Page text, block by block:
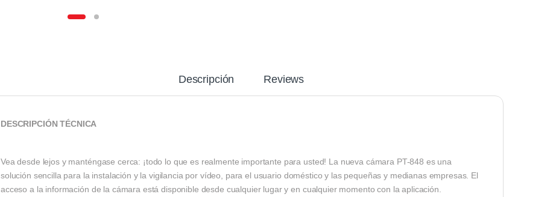
Descripción Reviews
DESCRIPCIÓN TÉCNICA
Vea desde lejos y manténgase cerca: ¡todo lo que es realmente importante para usted! La nueva cámara PT-848 es una
solución sencilla para la instalación y la vigilancia por vídeo, para el usuario doméstico y las pequeñas y medianas empresas. El
acceso a la información de la cámara está disponible desde cualquier lugar y en cualquier momento con la aplicación.